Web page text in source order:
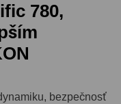
780,
bezpečnosť